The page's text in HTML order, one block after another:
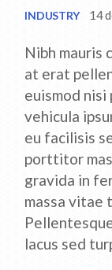
INDUSTRY 14
Nibh mauris
at erat
euismod
vehicula
eu facilisis
porttitor
gravida in
massa vitae
lacus sed